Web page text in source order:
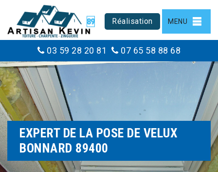
Réalisation MENU
03 59 28 20 81 07 65 58 88 68
EXPERT DE LA POSE DE VELUX
BONNARD 89400